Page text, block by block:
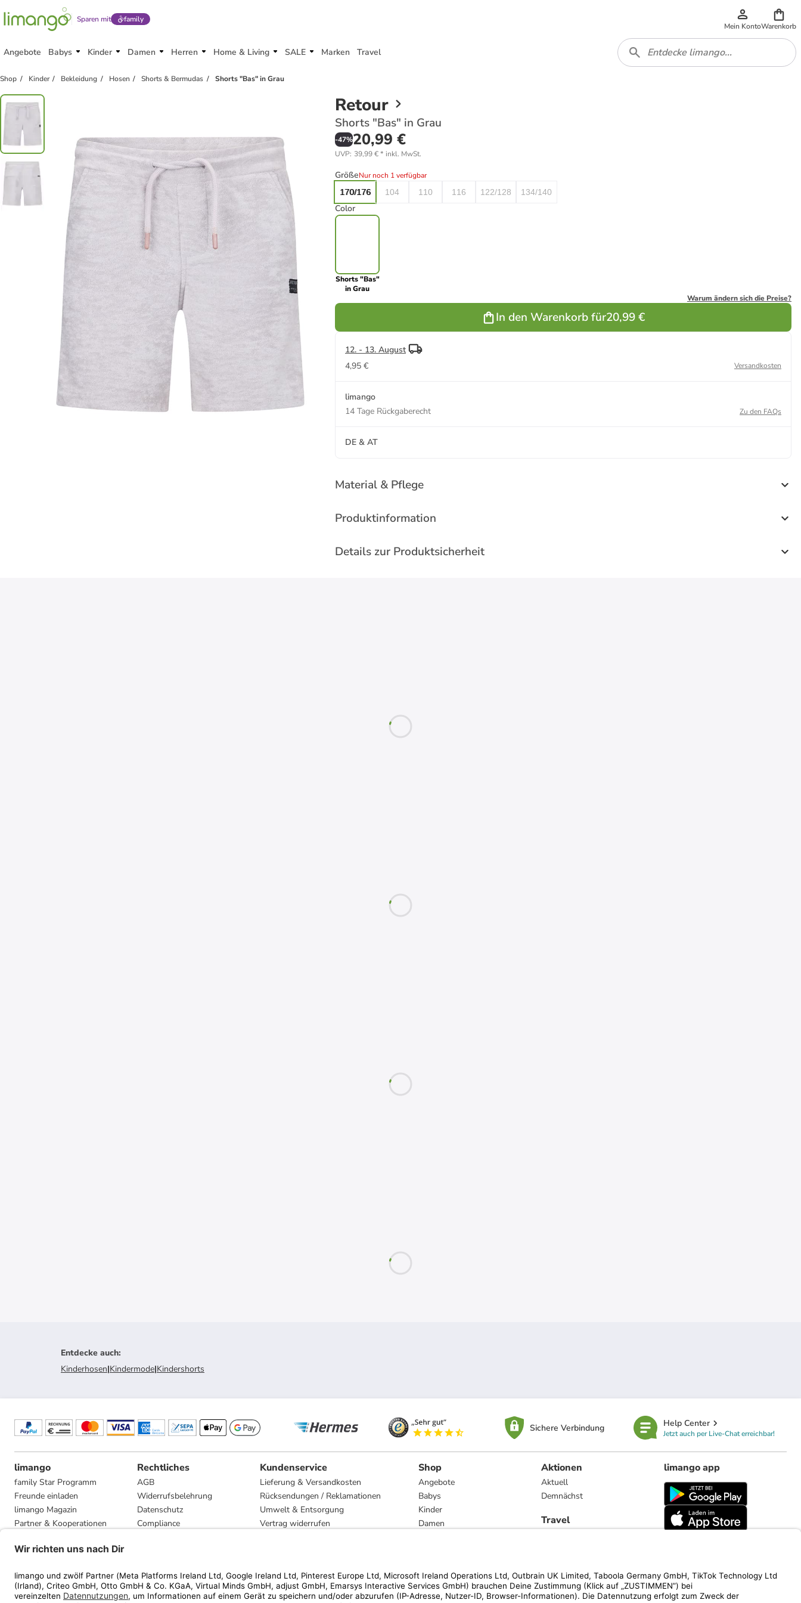
Sparen mit family
Mein KontoWarenkorb
Angebote Babys Kinder Damen Herren Home & Living SALE Marken Travel
Shop Kinder Bekleidung Hosen Shorts & Bermudas Shorts "Bas" in Grau
Retour
Shorts "Bas" in Grau
-47%20,99 €
UVP: 39,99 €* inkl. MwSt.
GrößeNur noch 1 verfügbar
170/176
104 110 116 122/128 134/140
Color
Shorts "Bas"
in Grau
Warum ändern sich die Preise?
In den Warenkorb für20,99 €
12. - 13. August
4,95 €
Versandkosten
limango
14 Tage Rückgaberecht
Zu den FAQs
DE & AT
Material & Pflege
Produktinformation
Details zur Produktsicherheit
Entdecke auch:
Kinderhosen|Kindermode|Kindershorts
Sichere Verbindung Help Center
Jetzt auch per Live-Chat erreichbar!
limango
family Star Programm
Freunde einladen
limango Magazin
Partner & Kooperationen
Presse
Rechtliches
AGB
Widerrufsbelehrung
Datenschutz
Compliance
Kundenservice
Lieferung & Versandkosten
Rücksendungen / Reklamationen
Umwelt & Entsorgung
Vertrag widerrufen
Shop
Angebote
Babys
Kinder
Damen
Marken
Aktionen
Aktuell
Demnächst
Travel
limango app